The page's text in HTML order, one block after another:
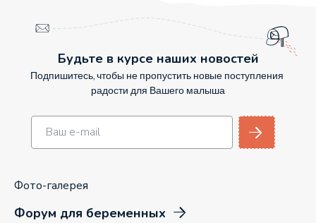
Будьте в курсе наших новостей
Подпишитесь, чтобы не пропустить новые поступления
радости для Вашего малыша
Фото-галерея
Форум для беременных